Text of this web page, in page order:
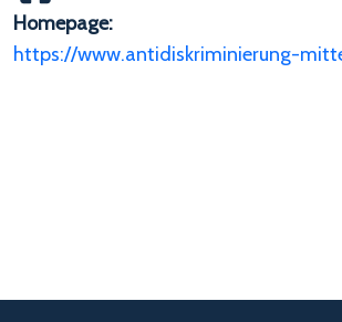
Homepage:
https://www.antidiskriminierung-